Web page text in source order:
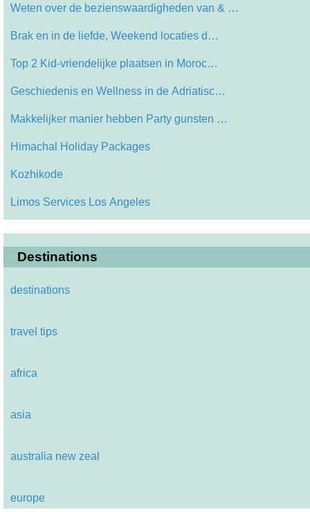
Weten over de bezienswaardigheden van & …
Brak en in de liefde, Weekend locaties d…
Top 2 Kid-vriendelijke plaatsen in Moroc…
Geschiedenis en Wellness in de Adriatisc…
Makkelijker manier hebben Party gunsten …
Himachal Holiday Packages
Kozhikode
Limos Services Los Angeles
Destinations
destinations
travel tips
africa
asia
australia new zeal
europe